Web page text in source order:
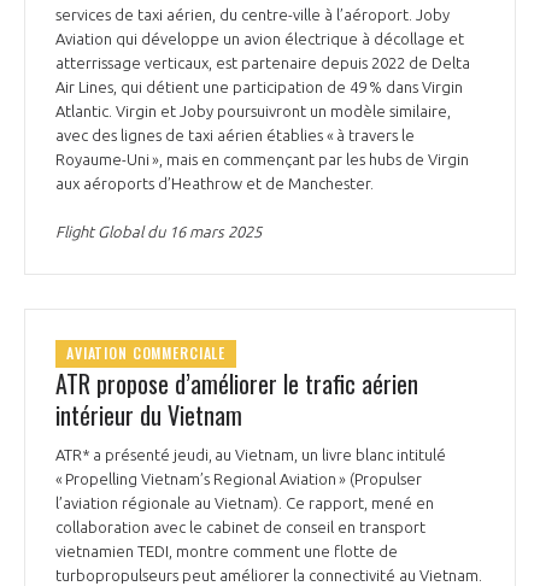
services de taxi aérien, du centre-ville à l’aéroport. Joby
Aviation qui développe un avion électrique à décollage et
atterrissage verticaux, est partenaire depuis 2022 de Delta
Air Lines, qui détient une participation de 49 % dans Virgin
Atlantic. Virgin et Joby poursuivront un modèle similaire,
avec des lignes de taxi aérien établies « à travers le
Royaume-Uni », mais en commençant par les hubs de Virgin
aux aéroports d’Heathrow et de Manchester.
Flight Global du 16 mars 2025
AVIATION COMMERCIALE
ATR propose d’améliorer le trafic aérien
intérieur du Vietnam
ATR* a présenté jeudi, au Vietnam, un livre blanc intitulé
« Propelling Vietnam’s Regional Aviation » (Propulser
l’aviation régionale au Vietnam). Ce rapport, mené en
collaboration avec le cabinet de conseil en transport
vietnamien TEDI, montre comment une flotte de
turbopropulseurs peut améliorer la connectivité au Vietnam.